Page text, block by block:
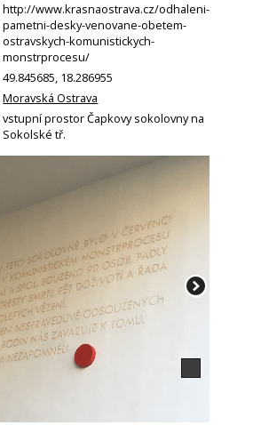
http://www.krasnaostrava.cz/odhaleni-
pametni-desky-venovane-obetem-
ostravskych-komunistickych-
monstrprocesu/
49.845685, 18.286955
Moravská Ostrava
vstupní prostor Čapkovy sokolovny na
Sokolské tř.